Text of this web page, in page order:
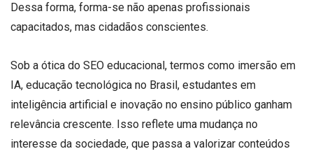
Dessa forma, forma-se não apenas profissionais
capacitados, mas cidadãos conscientes.
Sob a ótica do SEO educacional, termos como imersão em
IA, educação tecnológica no Brasil, estudantes em
inteligência artificial e inovação no ensino público ganham
relevância crescente. Isso reflete uma mudança no
interesse da sociedade, que passa a valorizar conteúdos